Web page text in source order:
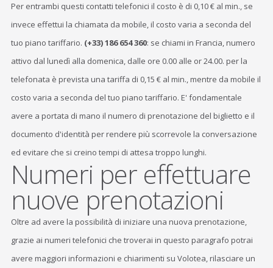
Per entrambi questi contatti telefonici il costo è di 0,10 € al min., se
invece effettui la chiamata da mobile, il costo varia a seconda del
tuo piano tariffario. (+33) 186 654 360: se chiami in Francia, numero
attivo dal lunedì alla domenica, dalle ore 0.00 alle or 24.00. per la
telefonata è prevista una tariffa di 0,15 € al min., mentre da mobile il
costo varia a seconda del tuo piano tariffario. E' fondamentale
avere a portata di mano il numero di prenotazione del biglietto e il
documento d'identità per rendere più scorrevole la conversazione
ed evitare che si creino tempi di attesa troppo lunghi.
Numeri per effettuare
nuove prenotazioni
Oltre ad avere la possibilità di iniziare una nuova prenotazione,
grazie ai numeri telefonici che troverai in questo paragrafo potrai
avere maggiori informazioni e chiarimenti su Volotea, rilasciare un